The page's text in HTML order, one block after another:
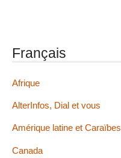
Français
Afrique
AlterInfos, Dial et vous
Amérique latine et Caraïbes
Canada